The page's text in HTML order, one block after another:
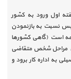
اول ورود به کشور
نسبت به بازنمودن
است (گاهی کشور­ها
مراحل شخص متقاضی
به اداره کار برود و